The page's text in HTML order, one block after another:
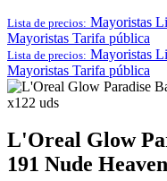
Lista de precios: Mayoristas
Mayoristas Tarifa pública
Lista de precios: Mayoristas
Mayoristas Tarifa pública
L'Oreal Glow
191 Nude